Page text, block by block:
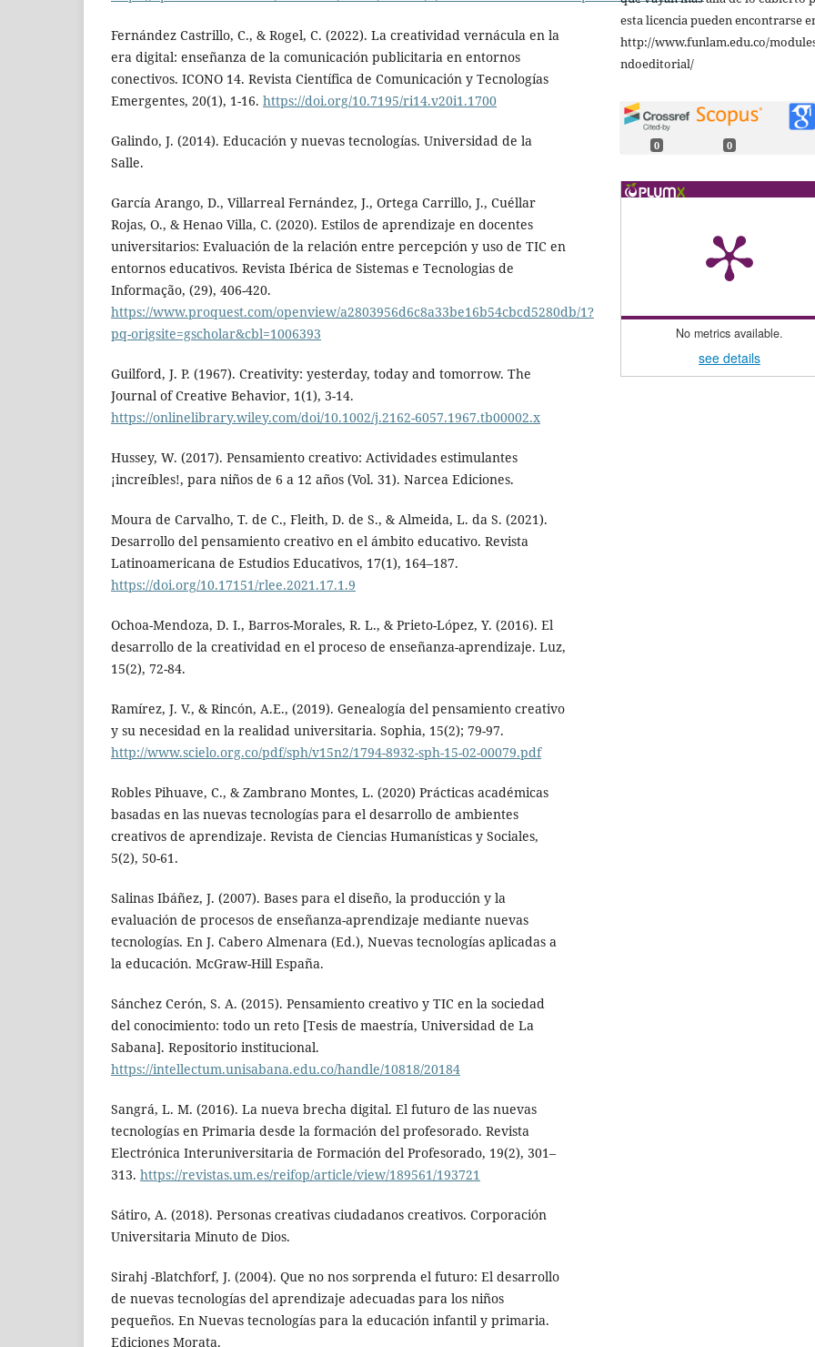
Fernández Castrillo, C., & Rogel, C. (2022). La creatividad vernácula en la
era digital: enseñanza de la comunicación publicitaria en entornos
conectivos. ICONO 14. Revista Científica de Comunicación y Tecnologías
Emergentes, 20(1), 1-16. https://doi.org/10.7195/ri14.v20i1.1700
Galindo, J. (2014). Educación y nuevas tecnologías. Universidad de la
Salle.
García Arango, D., Villarreal Fernández, J., Ortega Carrillo, J., Cuéllar
Rojas, O., & Henao Villa, C. (2020). Estilos de aprendizaje en docentes
universitarios: Evaluación de la relación entre percepción y uso de TIC en
entornos educativos. Revista Ibérica de Sistemas e Tecnologias de
Informação, (29), 406-420.
https://www.proquest.com/openview/a2803956d6c8a33be16b54cbcd5280db/1?
pq-origsite=gscholar&cbl=1006393
Guilford, J. P. (1967). Creativity: yesterday, today and tomorrow. The
Journal of Creative Behavior, 1(1), 3-14.
https://onlinelibrary.wiley.com/doi/10.1002/j.2162-6057.1967.tb00002.x
Hussey, W. (2017). Pensamiento creativo: Actividades estimulantes
¡increíbles!, para niños de 6 a 12 años (Vol. 31). Narcea Ediciones.
Moura de Carvalho, T. de C., Fleith, D. de S., & Almeida, L. da S. (2021).
Desarrollo del pensamiento creativo en el ámbito educativo. Revista
Latinoamericana de Estudios Educativos, 17(1), 164–187.
https://doi.org/10.17151/rlee.2021.17.1.9
Ochoa-Mendoza, D. I., Barros-Morales, R. L., & Prieto-López, Y. (2016). El
desarrollo de la creatividad en el proceso de enseñanza-aprendizaje. Luz,
15(2), 72-84.
Ramírez, J. V., & Rincón, A.E., (2019). Genealogía del pensamiento creativo
y su necesidad en la realidad universitaria. Sophia, 15(2); 79-97.
http://www.scielo.org.co/pdf/sph/v15n2/1794-8932-sph-15-02-00079.pdf
Robles Pihuave, C., & Zambrano Montes, L. (2020) Prácticas académicas
basadas en las nuevas tecnologías para el desarrollo de ambientes
creativos de aprendizaje. Revista de Ciencias Humanísticas y Sociales,
5(2), 50-61.
Salinas Ibáñez, J. (2007). Bases para el diseño, la producción y la
evaluación de procesos de enseñanza-aprendizaje mediante nuevas
tecnologías. En J. Cabero Almenara (Ed.), Nuevas tecnologías aplicadas a
la educación. McGraw-Hill España.
Sánchez Cerón, S. A. (2015). Pensamiento creativo y TIC en la sociedad
del conocimiento: todo un reto [Tesis de maestría, Universidad de La
Sabana]. Repositorio institucional.
https://intellectum.unisabana.edu.co/handle/10818/20184
Sangrá, L. M. (2016). La nueva brecha digital. El futuro de las nuevas
tecnologías en Primaria desde la formación del profesorado. Revista
Electrónica Interuniversitaria de Formación del Profesorado, 19(2), 301–
313. https://revistas.um.es/reifop/article/view/189561/193721
Sátiro, A. (2018). Personas creativas ciudadanos creativos. Corporación
Universitaria Minuto de Dios.
Sirahj -Blatchforf, J. (2004). Que no nos sorprenda el futuro: El desarrollo
de nuevas tecnologías del aprendizaje adecuadas para los niños
pequeños. En Nuevas tecnologías para la educación infantil y primaria.
Ediciones Morata.
esta licencia pueden encontrarse
http://www.funlam.edu.co/
ndoeditorial/
0 0
No metrics available.
see details